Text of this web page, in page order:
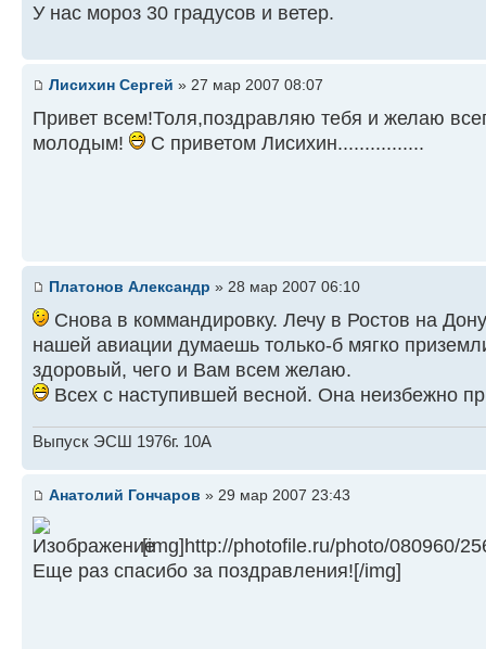
У нас мороз 30 градусов и ветер.
Лисихин Сергей » 27 мар 2007 08:07
Привет всем!Толя,поздравляю тебя и желаю
молодым!
С приветом Лисихин................
Платонов Александр » 28 мар 2007 06:10
Снова в коммандировку. Лечу в Ростов на
нашей авиации думаешь только-б мягко
здоровый, чего и Вам всем желаю.
Всех с наступившей весной. Она неизбежно
Выпуск ЭСШ 1976г. 10А
Анатолий Гончаров » 29 мар 2007 23:43
[img]http://photofile.ru/photo/080960/
Еще раз спасибо за поздравления![/img]